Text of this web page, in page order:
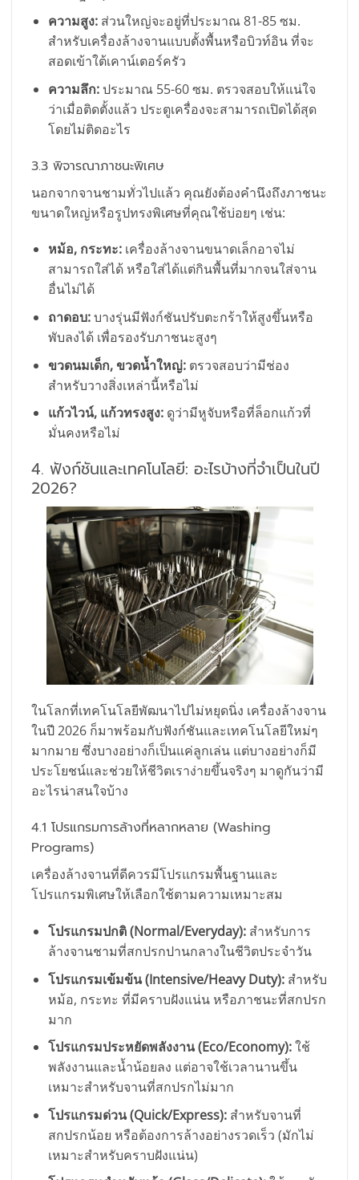
ความสูง:ส่วนใหญ่จะอยู่ที่ประมาณ 81-85 ซม.
สำหรับเครื่องล้างจานแบบตั้งพื้นหรือบิวท์อิน ที่จะ
สอดเข้าใต้เคาน์เตอร์ครัว
ความลึก:ประมาณ 55-60 ซม. ตรวจสอบให้แน่ใจ
ว่าเมื่อติดตั้งแล้ว ประตูเครื่องจะสามารถเปิดได้สุด
โดยไม่ติดอะไร
3.3 พิจารณาภาชนะพิเศษ
นอกจากจานชามทั่วไปแล้ว คุณยังต้องคำนึงถึงภาชนะ
ขนาดใหญ่หรือรูปทรงพิเศษที่คุณใช้บ่อยๆ เช่น:
หม้อ, กระทะ:เครื่องล้างจานขนาดเล็กอาจไม่
สามารถใส่ได้ หรือใส่ได้แต่กินพื้นที่มากจนใส่จาน
อื่นไม่ได้
ถาดอบ:บางรุ่นมีฟังก์ชันปรับตะกร้าให้สูงขึ้นหรือ
พับลงได้ เพื่อรองรับภาชนะสูงๆ
ขวดนมเด็ก, ขวดน้ำใหญ่:ตรวจสอบว่ามีช่อง
สำหรับวางสิ่งเหล่านี้หรือไม่
แก้วไวน์, แก้วทรงสูง:ดูว่ามีหูจับหรือที่ล็อกแก้วที่
มั่นคงหรือไม่
4. ฟังก์ชันและเทคโนโลยี: อะไรบ้างที่จำเป็นในปี
2026?
ในโลกที่เทคโนโลยีพัฒนาไปไม่หยุดนิ่ง เครื่องล้างจาน
ในปี 2026 ก็มาพร้อมกับฟังก์ชันและเทคโนโลยีใหม่ๆ
มากมาย ซึ่งบางอย่างก็เป็นแค่ลูกเล่น แต่บางอย่างก็มี
ประโยชน์และช่วยให้ชีวิตเราง่ายขึ้นจริงๆ มาดูกันว่ามี
อะไรน่าสนใจบ้าง
4.1 โปรแกรมการล้างที่หลากหลาย (Washing
Programs)
เครื่องล้างจานที่ดีควรมีโปรแกรมพื้นฐานและ
โปรแกรมพิเศษให้เลือกใช้ตามความเหมาะสม
โปรแกรมปกติ (Normal/Everyday):สำหรับการ
ล้างจานชามที่สกปรกปานกลางในชีวิตประจำวัน
โปรแกรมเข้มข้น (Intensive/Heavy Duty):สำหรับ
หม้อ, กระทะ ที่มีคราบฝังแน่น หรือภาชนะที่สกปรก
มาก
โปรแกรมประหยัดพลังงาน (Eco/Economy):ใช้
พลังงานและน้ำน้อยลง แต่อาจใช้เวลานานขึ้น
เหมาะสำหรับจานที่สกปรกไม่มาก
โปรแกรมด่วน (Quick/Express):สำหรับจานที่
สกปรกน้อย หรือต้องการล้างอย่างรวดเร็ว (มักไม่
เหมาะสำหรับคราบฝังแน่น)